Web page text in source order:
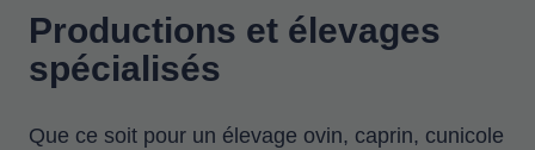
Productions et élevages
spécialisés
Que ce soit pour un élevage ovin, caprin, cunicole